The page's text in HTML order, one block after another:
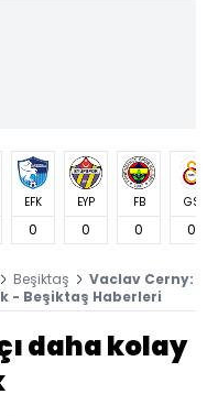
EFK
0
EYP
0
FB
0
GS
0
Beşiktaş
Vaclav Cerny:
- Beşiktaş Haberleri
daha kolay